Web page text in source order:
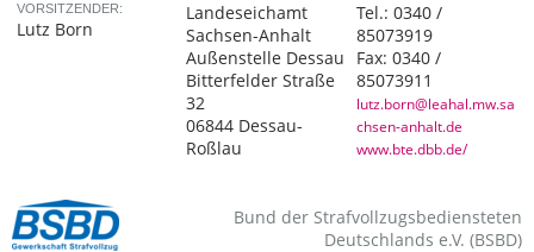
VORSITZENDER:
Lutz Born
Landeseichamt
Sachsen-Anhalt
Außenstelle Dessau
Bitterfelder Straße
32
06844 Dessau-
Roßlau
Tel.:0340 /
85073919
Fax:0340 /
85073911
lutz.born@leahal.mw.sa
chsen-anhalt.de
www.bte.dbb.de/
Bund der Strafvollzugsbediensteten
Deutschlands e.V. (BSBD)